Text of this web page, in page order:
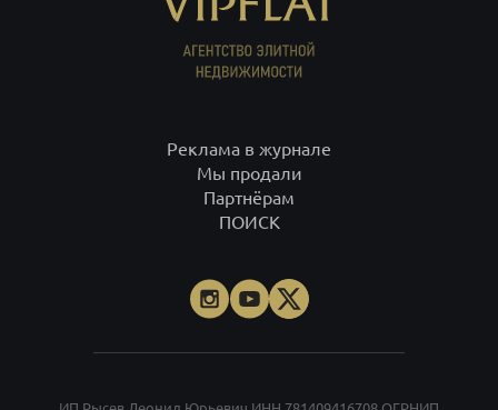
Реклама в журнале
Мы продали
Партнёрам
ПОИСК